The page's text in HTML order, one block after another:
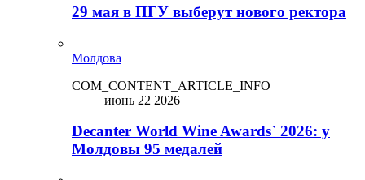
29 мая в ПГУ выберут нового ректора
Молдова
COM_CONTENT_ARTICLE_INFO
июнь 22 2026
Decanter World Wine Awards` 2026: у
Молдовы 95 медалей